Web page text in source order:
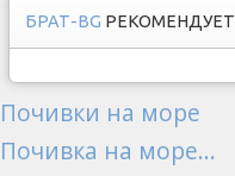
БРАТ-BG РЕКОМЕНДУЕТ
Почивки на море
Почивка на море...